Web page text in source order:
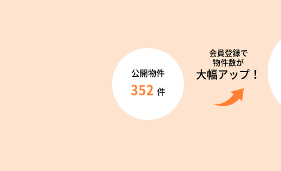
会員登録で
物件数が
大幅アップ！
公開物件
352 件